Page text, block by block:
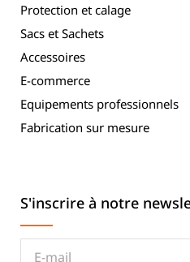
Protection et calage
Sacs et Sachets
Accessoires
E-commerce
Equipements professionnels
Fabrication sur mesure
S'inscrire à notre